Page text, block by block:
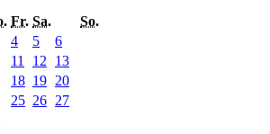
Fr. Sa. So.
4 5
6
11 12
13
18 19 20
25 26 27